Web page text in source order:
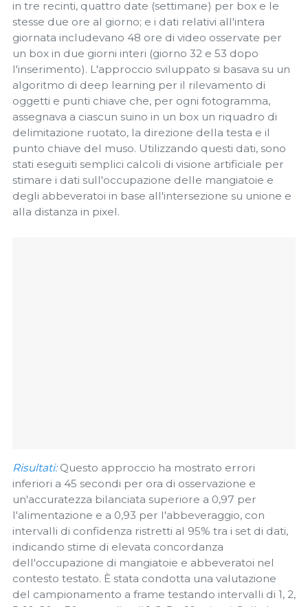
in tre recinti, quattro date (settimane) per box e le
stesse due ore al giorno; e i dati relativi all'intera
giornata includevano 48 ore di video osservate per
un box in due giorni interi (giorno 32 e 53 dopo
l'inserimento). L'approccio sviluppato si basava su un
algoritmo di deep learning per il rilevamento di
oggetti e punti chiave che, per ogni fotogramma,
assegnava a ciascun suino in un box un riquadro di
delimitazione ruotato, la direzione della testa e il
punto chiave del muso. Utilizzando questi dati, sono
stati eseguiti semplici calcoli di visione artificiale per
stimare i dati sull'occupazione delle mangiatoie e
degli abbeveratoi in base all'intersezione su unione e
alla distanza in pixel.
Risultati:Questo approccio ha mostrato errori
inferiori a 45 secondi per ora di osservazione e
un'accuratezza bilanciata superiore a 0,97 per
l'alimentazione e a 0,93 per l'abbeveraggio, con
intervalli di confidenza ristretti al 95% tra i set di dati,
indicando stime di elevata concordanza
dell'occupazione di mangiatoie e abbeveratoi nel
contesto testato. È stata condotta una valutazione
del campionamento a frame testando intervalli di 1, 2,